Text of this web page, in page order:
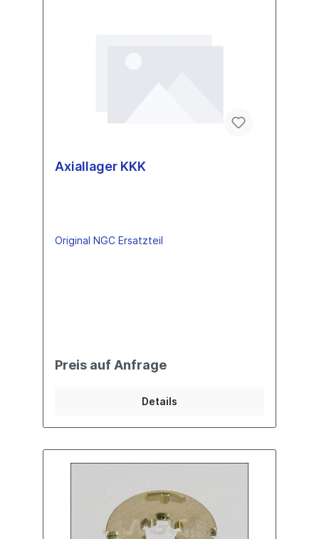
Axiallager KKK
Original NGC Ersatzteil
Preis auf Anfrage
Details